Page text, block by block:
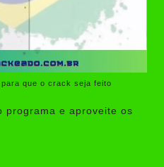
que o crack seja feito
programa e aproveite os